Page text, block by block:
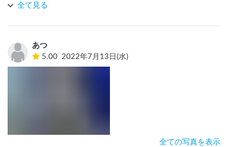
あいにく天気には恵まれませんでしたが、タープを張れるス
クは割と少ないので、これも有難いです。
車で５分くらい？の場所にある「ガジュマル」さんの岩風呂
も、期待以上に良かったです。
全て見る
あつ
5.00 2022年7月13日(水)
全ての写真を表示